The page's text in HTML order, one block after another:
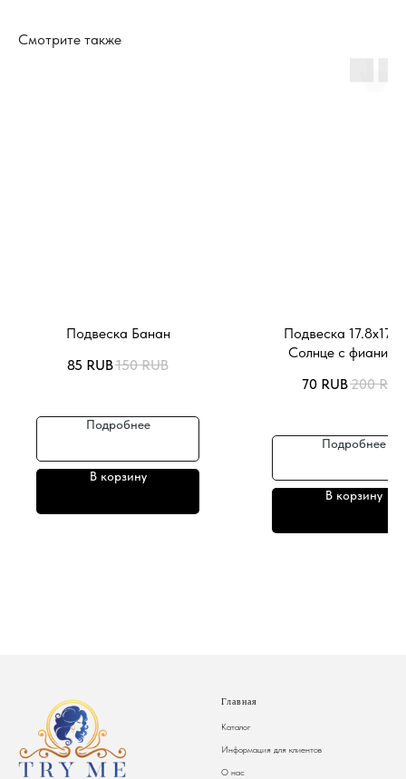
Смотрите также
Подвеска Банан
85 RUB150 RUB
Подробнее
В корзину
Подвеска
Солнце с
70 RUB200 RUB
Подробнее
В корзину
Главная
Каталог
Информация для клиентов
О нас